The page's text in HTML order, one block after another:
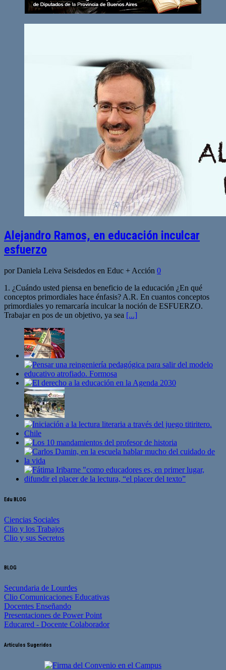
Alejandro Ramos, en educación inculcar
esfuerzo
por Daniela Leiva Seisdedos en Educ + Acción 0
1. ¿Cuándo usted piensa en beneficio de la educación ¿En qué
conceptos primordiales hace énfasis? A.R. En cuantos conceptos
primordiales yo remarcaría inculcar la noción de ESFUERZO.
Trabajar en pos de un objetivo, ya sea [...]
Edu BLOG
Ciencias Sociales
Clio y los Trabajos
Clio y sus Secretos
BLOG
Secundaria de Lourdes
Clio Comunicaciones Educativas
Docentes Enseñando
Presentaciones de Power Point
Educared - Docente Colaborador
Artículos Sugeridos